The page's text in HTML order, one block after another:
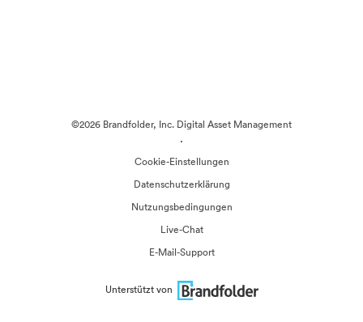
©2026 Brandfolder, Inc. Digital Asset Management
·
Cookie-Einstellungen
Datenschutzerklärung
Nutzungsbedingungen
Live-Chat
E-Mail-Support
Unterstützt von